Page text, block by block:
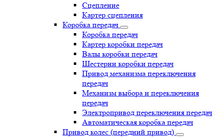
Сцепление
Картер сцепления
Коробка передач
Коробка передач
Картер коробки передач
Валы коробки передач
Шестерни коробки передач
Привод механизма переключения
передач
Механизм выбора и переключения
передач
Электропривод переключения передач
Автоматическая коробка передач
Привод колес (передний привод)